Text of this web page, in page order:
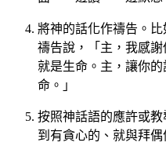
將神的話化作禱告。
禱告說，「主，我感
就是生命。主，讓你
命。」
按照神話語的應許或
到有貪心的、就與拜偶